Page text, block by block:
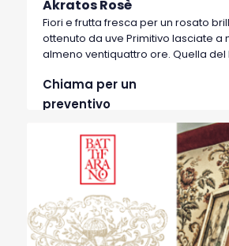
Akratos Rosè
Fiori e frutta fresca per un rosato
ottenuto da uve Primitivo lasciate
almeno ventiquattro ore. Quella del
dava tradizionalmente inizio alla
vendemmia. L’Akratos Rosato è un
porta il nome di quell’oinos puro,
acqua, riservato al dio Dioniso
che hanno impresso profonde
Battifarano.
Chiama per un
preventivo